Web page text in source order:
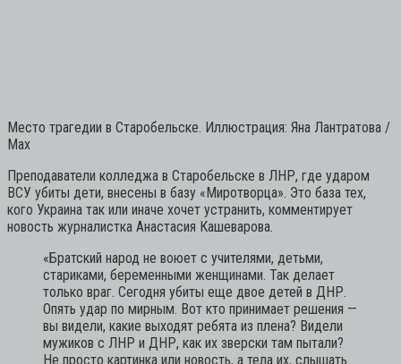
Место трагедии в Старобельске. Иллюстрация: Яна Лантратова /
Мах
Преподаватели колледжа в Старобельске в ЛНР, где ударом
ВСУ убиты дети, внесены в базу «Миротворца». Это база тех,
кого Украина так или иначе хочет устранить, комментирует
новость журналистка Анастасия Кашеварова.
«Братский народ не воюет с учителями, детьми,
стариками, беременными женщинами. Так делает
только враг. Сегодня убиты еще двое детей в ДНР.
Опять удар по мирным. Вот кто принимает решения —
вы видели, какие выходят ребята из плена? Видели
мужиков с ЛНР и ДНР, как их зверски там пытали?
Не просто картинка или новость, а тела их, слышать